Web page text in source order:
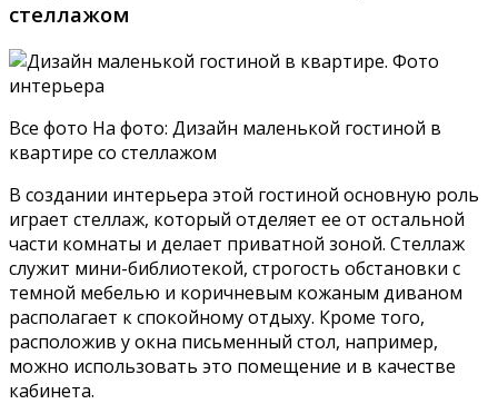
стеллажом
Все фото На фото: Дизайн маленькой гостиной в
квартире со стеллажом
В создании интерьера этой гостиной основную роль
играет стеллаж, который отделяет ее от остальной
части комнаты и делает приватной зоной. Стеллаж
служит мини-библиотекой, строгость обстановки с
темной мебелью и коричневым кожаным диваном
располагает к спокойному отдыху. Кроме того,
расположив у окна письменный стол, например,
можно использовать это помещение и в качестве
кабинета.